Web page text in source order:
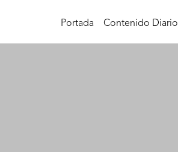
Portada Contenido Diario